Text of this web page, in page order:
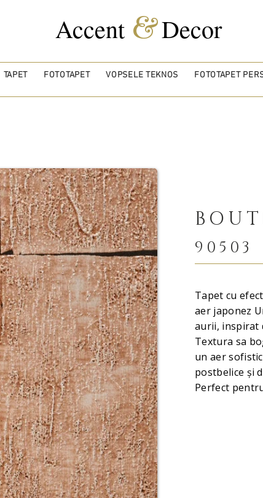
Accent &Decor
TAPET FOTOTAPET VOPSELE TEKNOS FOTOTAPET
90503
Tapet cu
aer japonez
aurii, inspirat
Textura sa
un aer
postbelice și
Perfect